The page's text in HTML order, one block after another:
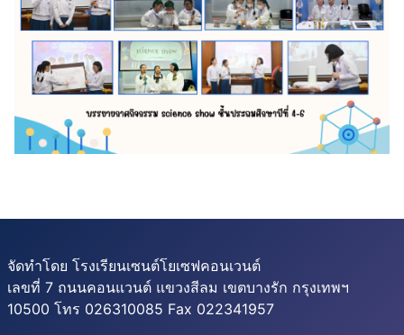
จัดทำโดย โรงเรียนเซนต์โยเซฟคอนเวนต์
เลขที่ 7 ถนนคอนแวนต์ แขวงสีลม เขตบางรัก กรุงเทพฯ
10500 โทร 026310085 Fax 022341957